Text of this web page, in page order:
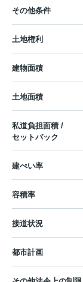
その他条件
土地権利
建物面積
土地面積
私道負担面積 /
セットバック
建ぺい率
容積率
接道状況
都市計画